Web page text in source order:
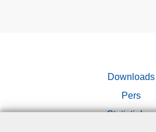
Downloads
Pers
Statistieken